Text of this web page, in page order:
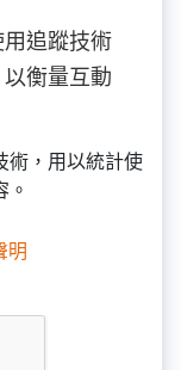
追蹤技術
以衡量互動
術，用以統計使
。
明